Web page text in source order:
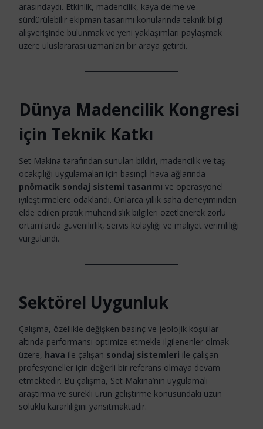
arasındaydı. Etkinlik, madencilik, kaya delme ve
sürdürülebilir ekipman tasarımı konularında teknik bilgi
alışverişinde bulunmak ve yeni yaklaşımları paylaşmak
üzere uluslararası uzmanları bir araya getirdi.
Dünya Madencilik Kongresi
için Teknik Katkı
Set Makina tarafından sunulan bildiri, madencilik ve taş
ocakçılığı uygulamaları için basınçlı hava ağlarında
pnömatik sondaj sistemi tasarımı ve operasyonel
iyileştirmelere odaklandı. Onlarca yıllık saha deneyiminden
elde edilen pratik mühendislik bilgileri özetlenerek zorlu
ortamlarda güvenilirlik, servis kolaylığı ve maliyet verimliliği
vurgulandı.
Sektörel Uygunluk
Çalışma, özellikle değişken basınç ve jeolojik koşullar
altında performansı optimize etmekle ilgilenenler olmak
üzere, hava ile çalışan sondaj sistemleri ile çalışan
profesyoneller için değerli bir referans olmaya devam
etmektedir. Bu çalışma, Set Makina’nın uygulamalı
araştırma ve sürekli ürün geliştirme konusundaki uzun
soluklu kararlılığını yansıtmaktadır.